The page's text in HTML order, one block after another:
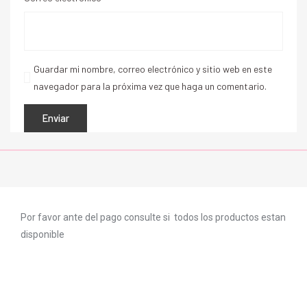
Guardar mi nombre, correo electrónico y sitio web en este
navegador para la próxima vez que haga un comentario.
Por favor ante del pago consulte si todos los productos estan
disponible